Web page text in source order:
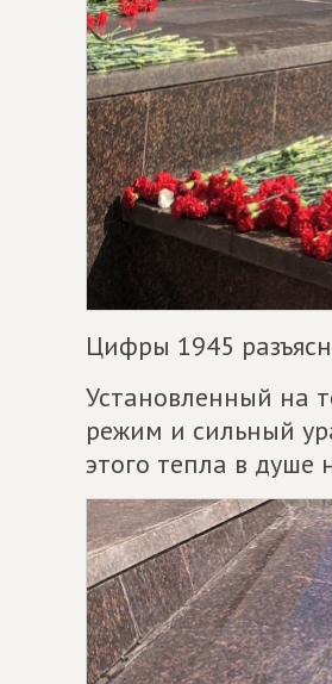
Цифры 1945
Установленный на
режим и сильный
этого тепла в душе